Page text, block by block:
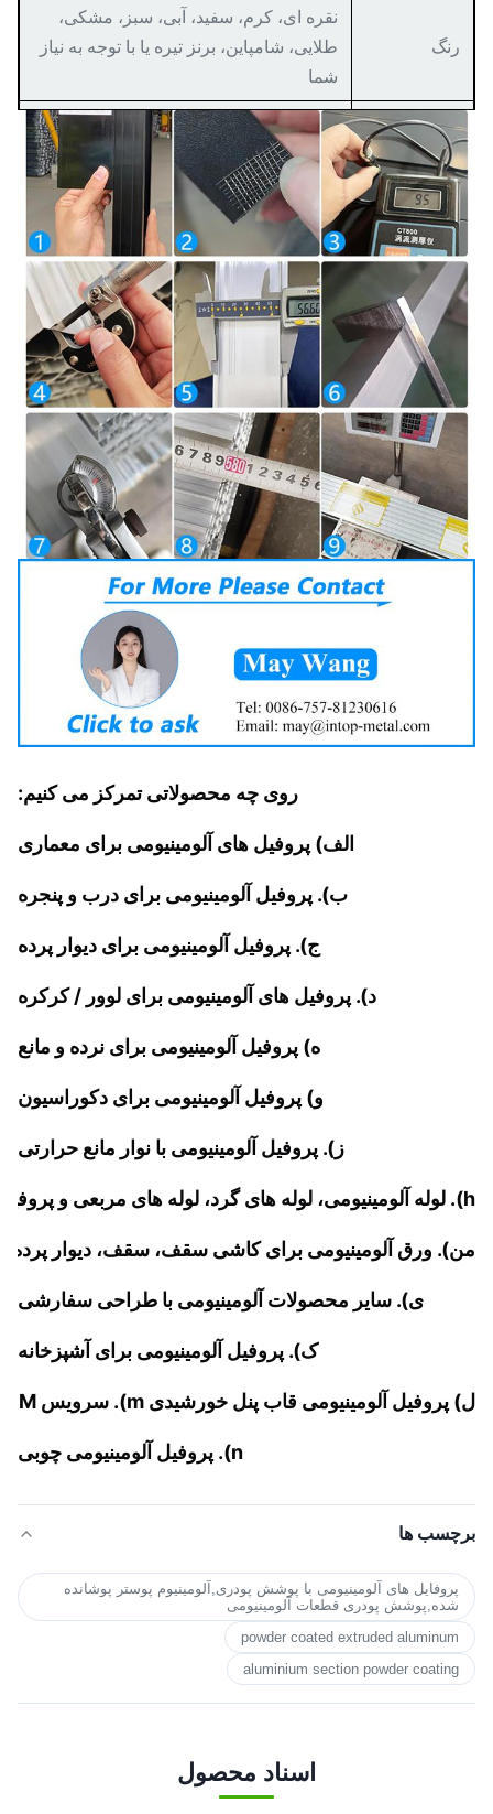
رنگ
نقره ای، کرم، سفید، آبی، سبز، مشکی،
طلایی، شامپاین، برنز تیره یا با توجه به نیاز
شما
درمان
سطحی
پایان آسیاب، سندبلاست آنودایز، آنودایز،
الکتروفورز، پوشش پودری، دانه بندی چوب
درجه سری 6000
جزئیات بسته
بندی
فیلم محافظ با آرم یا بدون کلمات در داخل
و فیلم کوچک کننده بیرون
روی چه محصولاتی تمرکز می کنیم:
الف) پروفیل های آلومینیومی برای معماری
ب). پروفیل آلومینیومی برای درب و پنجره
ج). پروفیل آلومینیومی برای دیوار پرده
د). پروفیل های آلومینیومی برای لوور / کرکره
ه) پروفیل آلومینیومی برای نرده و مانع
و) پروفیل آلومینیومی برای دکوراسیون
ز). پروفیل آلومینیومی با نوار مانع حرارتی
h). لوله آلومینیومی، لوله های گرد، لوله های مربعی و پروفیل "U"/ "I"/"L".
من). ورق آلومینیومی برای کاشی سقف، سقف، دیوار پرده
ی). سایر محصولات آلومینیومی با طراحی سفارشی
ک). پروفیل آلومینیومی برای آشپزخانه
ل) پروفیل آلومینیومی قاب پنل خورشیدی m). سرویس OEM قابل ارائه است
n). پروفیل آلومینیومی چوبی
برچسب ها
پروفایل های آلومینیومی با پوشش پودری,آلومینیوم پوستر پوشانده
شده,پوشش پودری قطعات آلومینیومی
powder coated extruded aluminum
aluminium section powder coating
اسناد محصول